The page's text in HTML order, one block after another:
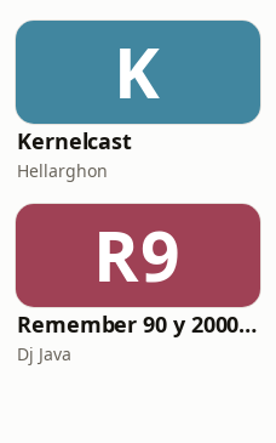
K
Kernelcast
Hellarghon
R9
Remember 90 y 2000 en PLAY WITH ME by Dj Java
Dj Java